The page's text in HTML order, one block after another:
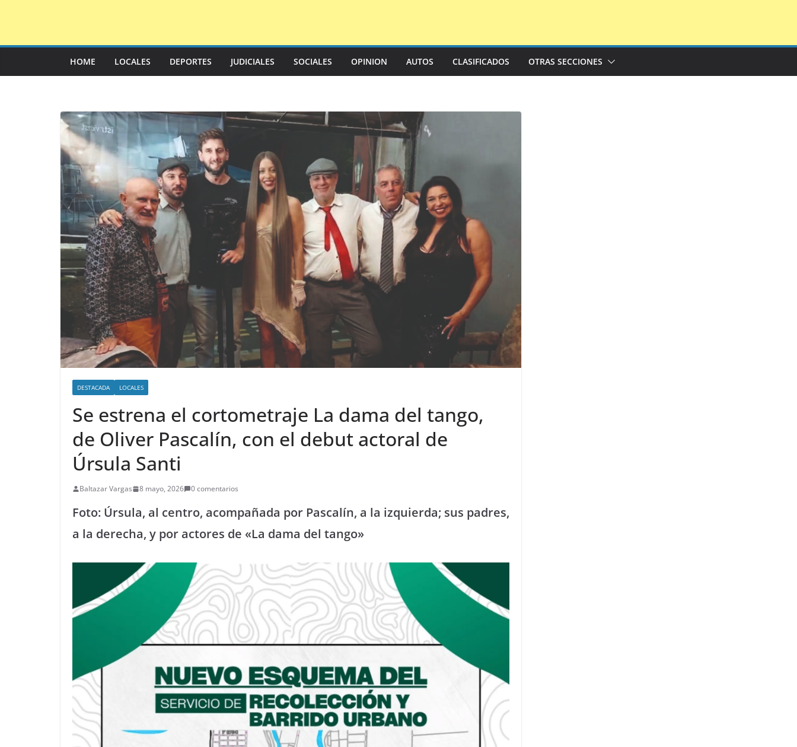
HOME LOCALES DEPORTES JUDICIALES SOCIALES OPINION AUTOS CLASIFICADOS OTRAS SECCIONES
DESTACADA LOCALES
Se estrena el cortometraje La dama del tango,
de Oliver Pascalín, con el debut actoral de
Úrsula Santi
Baltazar Vargas 8 mayo, 2026 0 comentarios
Foto: Úrsula, al centro, acompañada por Pascalín, a la izquierda; sus padres,
a la derecha, y por actores de «La dama del tango»